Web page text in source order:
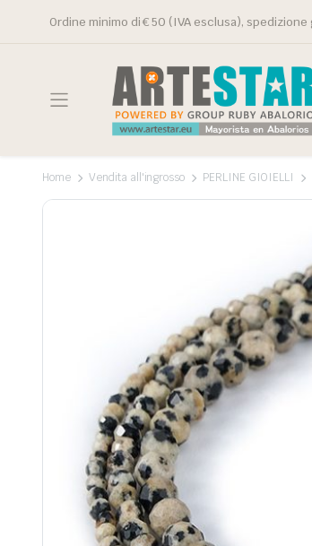
Ordine minimo di € 50 (IVA esclusa),
Home Vendita all'ingrosso PERLINE GIOIELLI